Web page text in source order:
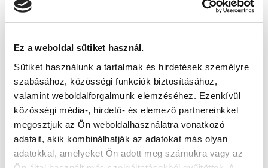
Ez a weboldal sütiket használ.
Sütiket használunk a tartalmak és hirdetések személyre
szabásához, közösségi funkciók biztosításához,
valamint weboldalforgalmunk elemzéséhez. Ezenkívül
közösségi média-, hirdető- és elemező partnereinkkel
megosztjuk az Ön weboldalhasználatra vonatkozó
adatait, akik kombinálhatják az adatokat más olyan
adatokkal, amelyeket Ön adott meg számukra vagy az
2026-08-09 17:30
SÁNDOR KÁROLY LABDARÚGÓ AKADÉMIA
VS